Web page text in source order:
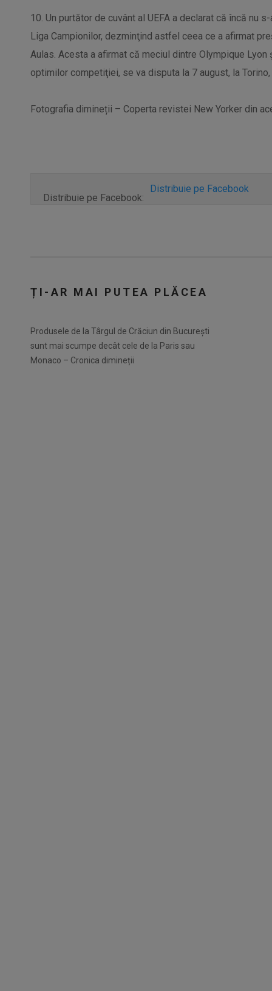
10. Un purtător de cuvânt al UEFA a declarat că încă nu
Liga Campionilor, dezminţind astfel ceea ce a afirmat
Aulas. Acesta a afirmat că meciul dintre Olympique
optimilor competiţiei, se va disputa la 7 august, la
Fotografia dimineții – Coperta revistei New Yorker din
Distribuie pe Facebook:
Distribuie pe Facebook
ȚI-AR MAI PUTEA PLĂCEA
Produsele de la Târgul de Crăciun din București
sunt mai scumpe decât cele de la Paris sau
Monaco – Cronica dimineții